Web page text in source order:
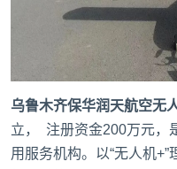
乌鲁木齐保华润天航空无
立， 注册资金200万元，
用服务机构。以“无人机